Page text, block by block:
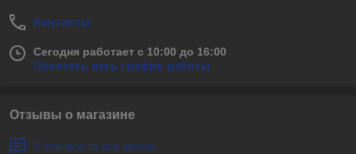
Контакты
Сегодня работает с 10:00 до 16:00
Показать весь график работы
Отзывы о магазине
3 отзывов за всё время